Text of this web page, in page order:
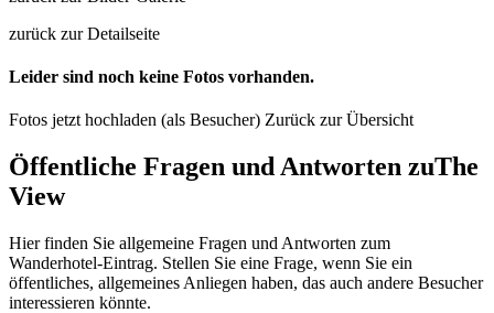
zurück zur Detailseite
Leider sind noch keine Fotos vorhanden.
Fotos jetzt hochladen (als Besucher) Zurück zur Übersicht
Öffentliche Fragen und Antworten zuThe
View
Hier finden Sie allgemeine Fragen und Antworten zum
Wanderhotel-Eintrag. Stellen Sie eine Frage, wenn Sie ein
öffentliches, allgemeines Anliegen haben, das auch andere Besucher
interessieren könnte.